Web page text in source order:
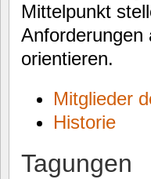
Mittelpunkt
Anforderungen
orientieren.
Mitglieder
Historie
Tagungen